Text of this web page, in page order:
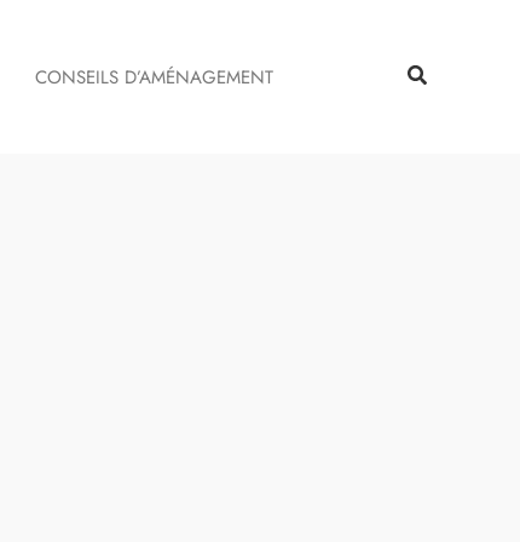
CONSEILS D’AMÉNAGEMENT Rechercher